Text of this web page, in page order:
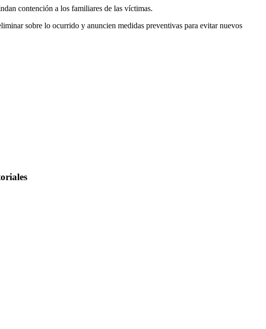
contención a los familiares de las víctimas.
sobre lo ocurrido y anuncien medidas preventivas para evitar nuevos